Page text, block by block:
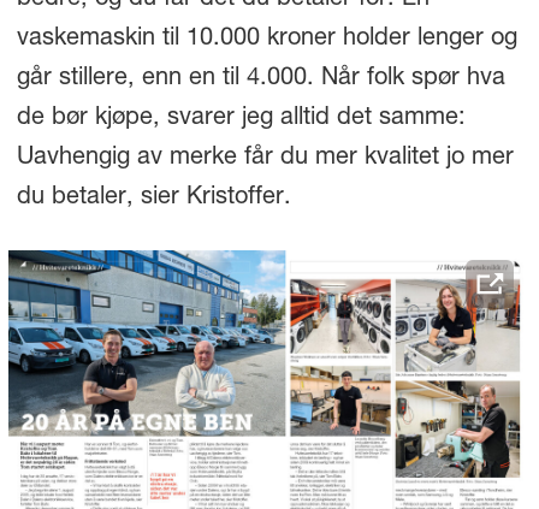
vaskemaskin til 10.000 kroner holder lenger og
går stillere, enn en til 4.000. Når folk spør hva
de bør kjøpe, svarer jeg alltid det samme:
Uavhengig av merke får du mer kvalitet jo mer
du betaler, sier Kristoffer.